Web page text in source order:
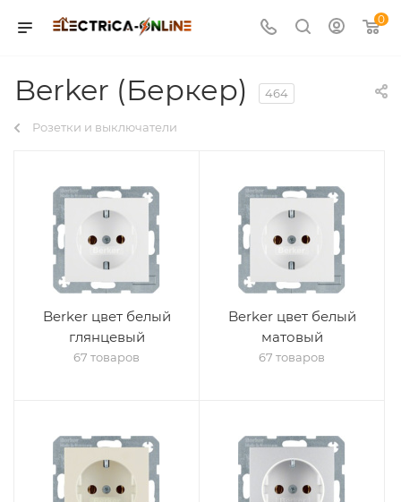
0
Berker (Беркер) 464
Розетки и выключатели
Berker цвет белый
глянцевый
67 товаров
Berker цвет белый
матовый
67 товаров